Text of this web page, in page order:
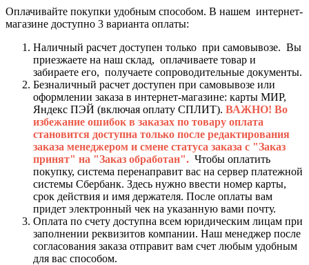
Оплачивайте покупки удобным способом. В нашем интернет-
магазине доступно 3 варианта оплаты:
Наличный расчет доступен только при самовывозе. Вы
приезжаете на наш склад, оплачиваете товар и
забираете его, получаете сопроводительные документы.
Безналичный расчет доступен при самовывозе или
оформлении заказа в интернет-магазине: карты МИР,
Яндекс ПЭЙ (включая оплату СПЛИТ). ВАЖНО! Во
избежание ошибок в заказах по товару оплата
становится доступна только после редактирования
заказа менеджером и смене статуса заказа с "Заказ
принят" на "Заказ обработан". Чтобы оплатить
покупку, система перенаправит вас на сервер платежной
системы Сбербанк. Здесь нужно ввести номер карты,
срок действия и имя держателя. После оплаты вам
придет электронный чек на указанную вами почту.
Оплата по счету доступна всем юридическим лицам при
заполнении реквизитов компании. Наш менеджер после
согласования заказа отправит вам счет любым удобным
для вас способом.